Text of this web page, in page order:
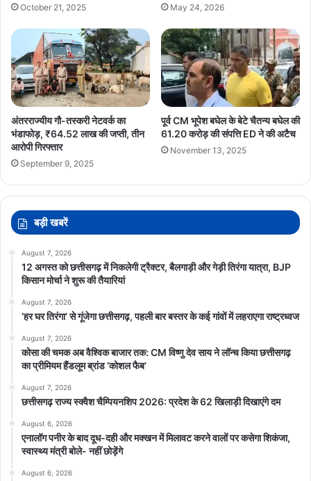
October 21, 2025 May 24, 2026
अंतरराज्यीय गौ-तस्करी नेटवर्क का
भंडाफोड़, ₹64.52 लाख की जप्ती, तीन
आरोपी गिरफ्तार
September 9, 2025
पूर्व CM भूपेश बघेल के बेटे चैतन्य बघेल की
61.20 करोड़ की संपत्ति ED ने की अटैच
November 13, 2025
बड़ी खबरें
August 7, 2026
12 अगस्त को छत्तीसगढ़ में निकलेगी ट्रैक्टर, बैलगाड़ी और गेड़ी तिरंगा यात्रा, BJP
किसान मोर्चा ने शुरू की तैयारियां
August 7, 2026
‘हर घर तिरंगा’ से गूंजेगा छत्तीसगढ़, पहली बार बस्तर के कई गांवों में लहराएगा राष्ट्रध्वज
August 7, 2026
कोसा की चमक अब वैश्विक बाजार तक: CM विष्णु देव साय ने लॉन्च किया छत्तीसगढ़
का प्रीमियम हैंडलूम ब्रांड ‘कोशल फैब’
August 7, 2026
छत्तीसगढ़ राज्य स्क्वैश चैम्पियनशिप 2026: प्रदेश के 62 खिलाड़ी दिखाएंगे दम
August 6, 2026
एनालॉग पनीर के बाद दूध-दही और मक्खन में मिलावट करने वालों पर कसेगा शिकंजा,
स्वास्थ्य मंत्री बोले- नहीं छोड़ेंगे
August 6, 2026